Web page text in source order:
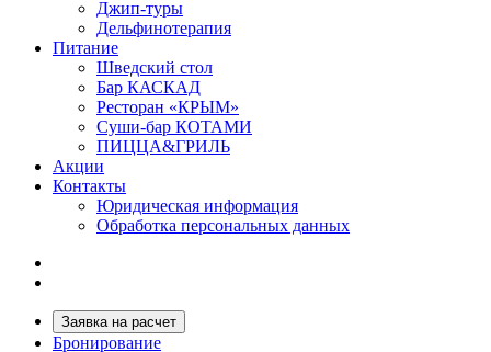
Джип-туры
Дельфинотерапия
Питание
Шведский стол
Бар КАСКАД
Ресторан «КРЫМ»
Суши-бар КОТАМИ
ПИЦЦА&ГРИЛЬ
Акции
Контакты
Юридическая информация
Обработка персональных данных
Заявка на расчет
Бронирование